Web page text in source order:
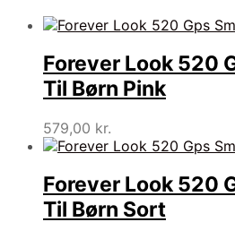
Forever Look 520
Til Børn Pink
579,00 kr.
Forever Look 520
Til Børn Sort